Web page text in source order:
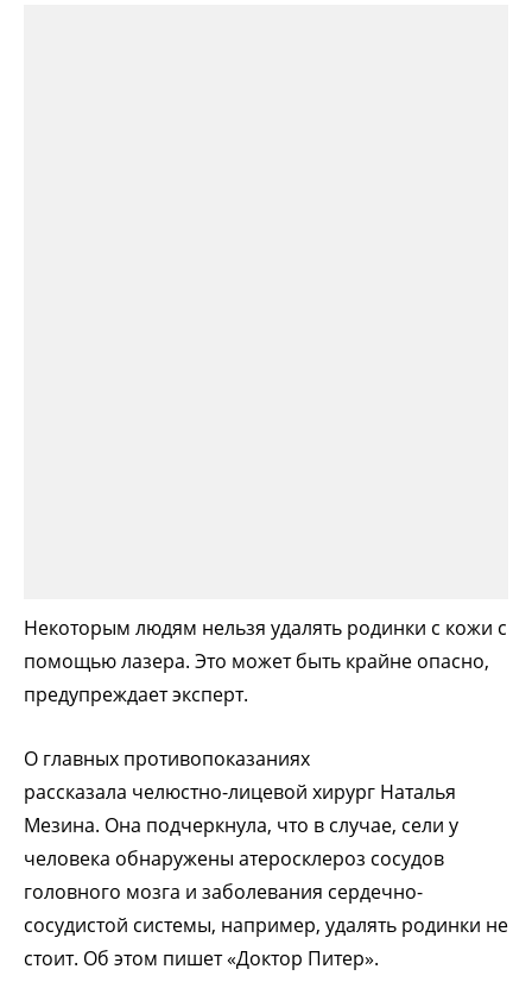
Некоторым людям нельзя удалять родинки с кожи с
помощью лазера. Это может быть крайне опасно,
предупреждает эксперт.
О главных противопоказаниях
рассказала челюстно-лицевой хирург Наталья
Мезина. Она подчеркнула, что в случае, сели у
человека обнаружены атеросклероз сосудов
головного мозга и заболевания сердечно-
сосудистой системы, например, удалять родинки не
стоит. Об этом пишет «Доктор Питер».